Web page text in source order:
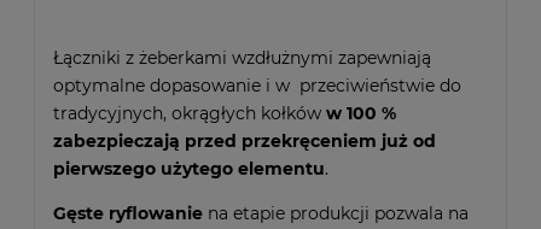
Łączniki z żeberkami wzdłużnymi zapewniają
optymalne dopasowanie i w przeciwieństwie do
tradycyjnych, okrągłych kołków w 100 %
zabezpieczają przed przekręceniem już od
pierwszego użytego elementu.
Gęste ryflowanie na etapie produkcji pozwala na